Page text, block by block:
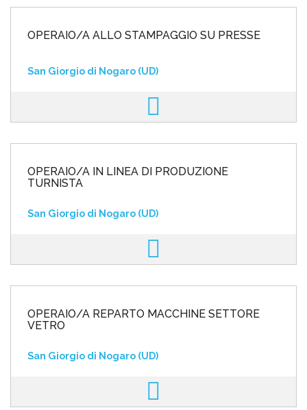
OPERAIO/A ALLO STAMPAGGIO SU PRESSE
San Giorgio di Nogaro (UD)
OPERAIO/A IN LINEA DI PRODUZIONE
TURNISTA
San Giorgio di Nogaro (UD)
OPERAIO/A REPARTO MACCHINE SETTORE
VETRO
San Giorgio di Nogaro (UD)